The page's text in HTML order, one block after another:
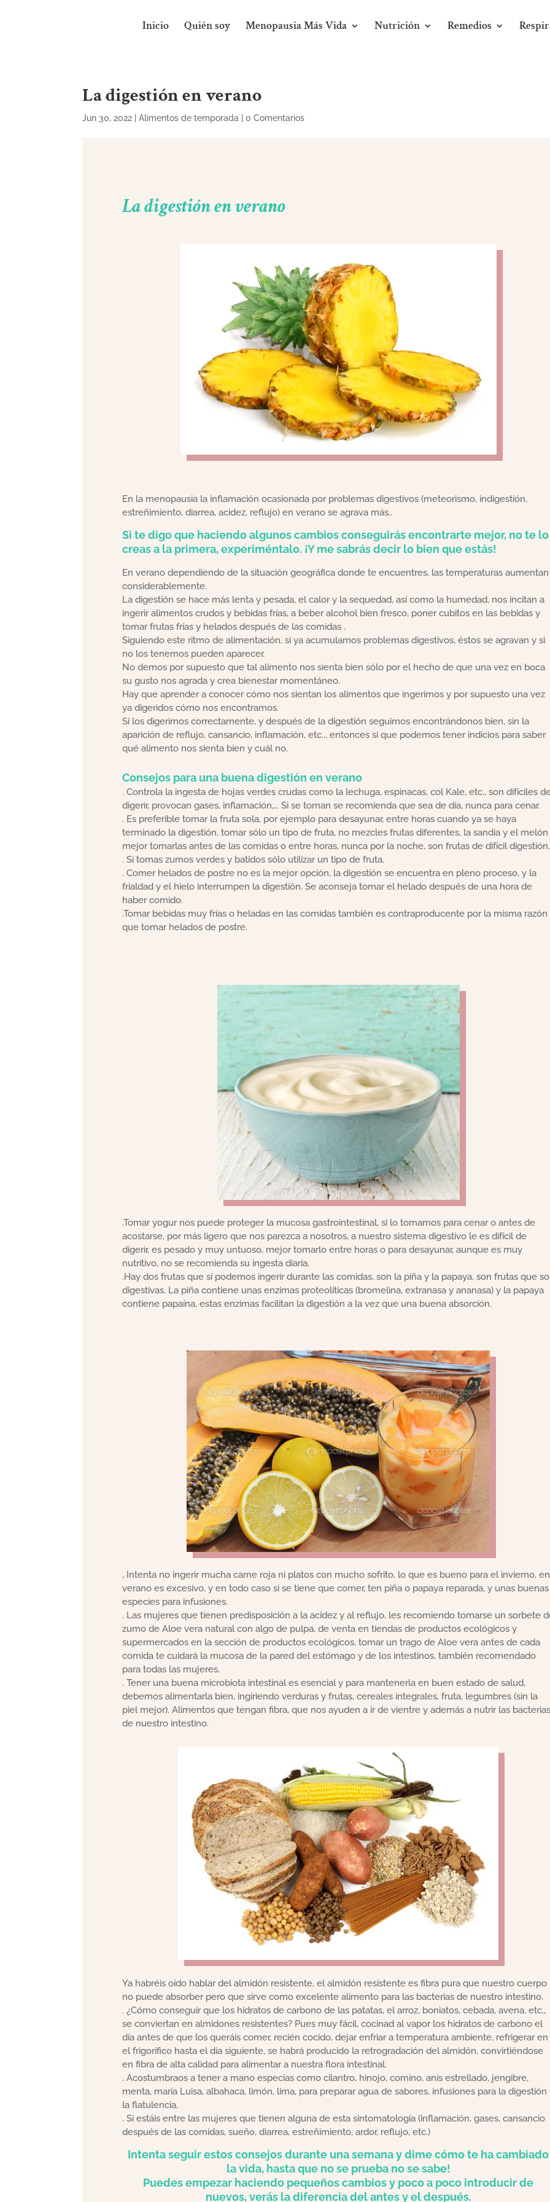
Inicio Quién soy Menopausia Más Vida Nutrición Remedios
La digestión en verano
Jun 30, 2022 |Alimentos de temporada |0 Comentarios
La digestión en verano
En la menopausia la inflamación ocasionada por problemas digestivos (meteorismo, indigestión,
estreñimiento, diarrea, acidez, reflujo) en verano se agrava más..
Si te digo que haciendo algunos cambios conseguirás encontrarte mejor, no te lo
creas a la primera, experiméntalo. ¡Y me sabrás decir lo bien que estás!
En verano dependiendo de la situación geográfica donde te encuentres, las temperaturas aumentan
considerablemente.
La digestión se hace más lenta y pesada, el calor y la sequedad, así como la humedad, nos incitan a
ingerir alimentos crudos y bebidas frías, a beber alcohol bien fresco, poner cubitos en las bebidas y
tomar frutas frías y helados después de las comidas .
Siguiendo este ritmo de alimentación, si ya acumulamos problemas digestivos, éstos se agravan y si
no los tenemos pueden aparecer.
No demos por supuesto que tal alimento nos sienta bien sólo por el hecho de que una vez en boca
su gusto nos agrada y crea bienestar momentáneo.
Hay que aprender a conocer cómo nos sientan los alimentos que ingerimos y por supuesto una vez
ya digeridos cómo nos encontramos.
Si los digerimos correctamente, y después de la digestión seguimos encontrándonos bien, sin la
aparición de reflujo, cansancio, inflamación, etc.., entonces si que podemos tener indicios para saber
qué alimento nos sienta bien y cuál no.
Consejos para una buena digestión en verano
. Controla la ingesta de hojas verdes crudas como la lechuga, espinacas, col Kale, etc., son difíciles
digerir, provocan gases, inflamación,… Si se toman se recomienda que sea de día, nunca para cenar.
. Es preferible tomar la fruta sola, por ejemplo para desayunar, entre horas cuando ya se haya
terminado la digestión, tomar sólo un tipo de fruta, no mezcles frutas diferentes, la sandía y el melón
mejor tomarlas antes de las comidas o entre horas, nunca por la noche, son frutas de difícil digestión.
. Si tomas zumos verdes y batidos sólo utilizar un tipo de fruta.
. Comer helados de postre no es la mejor opción, la digestión se encuentra en pleno proceso, y la
frialdad y el hielo interrumpen la digestión. Se aconseja tomar el helado después de una hora de
haber comido.
.Tomar bebidas muy frías o heladas en las comidas también es contraproducente por la misma razón
que tomar helados de postre.
.Tomar yogur nos puede proteger la mucosa gastrointestinal, si lo tomamos para cenar o antes de
acostarse, por más ligero que nos parezca a nosotros, a nuestro sistema digestivo le es difícil de
digerir, es pesado y muy untuoso, mejor tomarlo entre horas o para desayunar, aunque es muy
nutritivo, no se recomienda su ingesta diaria.
.Hay dos frutas que sí podemos ingerir durante las comidas, son la piña y la papaya, son frutas que
digestivas. La piña contiene unas enzimas proteolíticas (bromelina, extranasa y ananasa) y la papaya
contiene papaína, estas enzimas facilitan la digestión a la vez que una buena absorción.
, Intenta no ingerir mucha carne roja ni platos con mucho sofrito, lo que es bueno para el invierno, en
verano es excesivo, y en todo caso si se tiene que comer, ten piña o papaya reparada, y unas buenas
especies para infusiones.
. Las mujeres que tienen predisposición a la acidez y al reflujo, les recomiendo tomarse un sorbete
zumo de Aloe vera natural con algo de pulpa, de venta en tiendas de productos ecológicos y
supermercados en la sección de productos ecológicos, tomar un trago de Aloe vera antes de cada
comida te cuidará la mucosa de la pared del estómago y de los intestinos, también recomendado
para todas las mujeres.
. Tener una buena microbiota intestinal es esencial y para mantenerla en buen estado de salud,
debemos alimentarla bien, ingiriendo verduras y frutas, cereales integrales, fruta, legumbres (sin la
piel mejor). Alimentos que tengan fibra, que nos ayuden a ir de vientre y además a nutrir las bacterias
de nuestro intestino.
Ya habréis oído hablar del almidón resistente, el almidón resistente es fibra pura que nuestro cuerpo
no puede absorber pero que sirve como excelente alimento para las bacterias de nuestro intestino.
. ¿Cómo conseguir que los hidratos de carbono de las patatas, el arroz, boniatos, cebada, avena, etc.,
se conviertan en almidones resistentes? Pues muy fácil, cocinad al vapor los hidratos de carbono el
día antes de que los queráis comer, recién cocido, dejar enfriar a temperatura ambiente, refrigerar en
el frigorífico hasta el día siguiente, se habrá producido la retrogradación del almidón, convirtiéndose
en fibra de alta calidad para alimentar a nuestra flora intestinal.
. Acostumbraos a tener a mano especias como cilantro, hinojo, comino, anís estrellado, jengibre,
menta, maría Luisa, albahaca, limón, lima, para preparar agua de sabores, infusiones para la digestión
la flatulencia,
. Si estáis entre las mujeres que tienen alguna de esta sintomatología (inflamación, gases, cansancio
después de las comidas, sueño, diarrea, estreñimiento, ardor, reflujo, etc.)
Intenta seguir estos consejos durante una semana y dime cómo te ha cambiado
la vida, hasta que no se prueba no se sabe!
Puedes empezar haciendo pequeños cambios y poco a poco introducir de
nuevos, verás la diferencia del antes y el después.